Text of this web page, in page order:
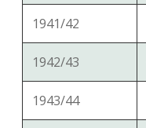
1941/42
1942/43
1943/44